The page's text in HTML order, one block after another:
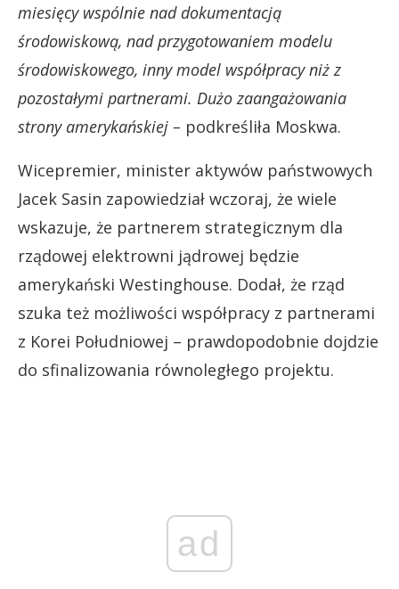
miesięcy wspólnie nad dokumentacją
środowiskową, nad przygotowaniem modelu
środowiskowego, inny model współpracy niż z
pozostałymi partnerami. Dużo zaangażowania
strony amerykańskiej – podkreśliła Moskwa.
Wicepremier, minister aktywów państwowych
Jacek Sasin zapowiedział wczoraj, że wiele
wskazuje, że partnerem strategicznym dla
rządowej elektrowni jądrowej będzie
amerykański Westinghouse. Dodał, że rząd
szuka też możliwości współpracy z partnerami
z Korei Południowej – prawdopodobnie dojdzie
do sfinalizowania równoległego projektu.
ad